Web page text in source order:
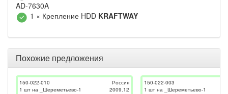
AD-7630A
1 × Крепление HDD KRAFTWAY
Похожие предложения
150-022-010
1 шт на _Шереметьево-1
Россия
2009.12
150-022-003
1 шт на _Шереметьево-1